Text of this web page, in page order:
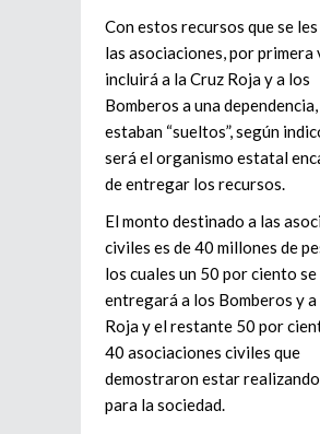
Con estos recursos que se
las asociaciones, por primera
incluirá a la Cruz Roja y a los
Bomberos a una
estaban “sueltos”, según
será el organismo estatal
de entregar los recursos.
El monto destinado a las
civiles es de 40 millones de
los cuales un 50 por ciento se
entregará a los Bomberos y a
Roja y el restante 50 por
40 asociaciones civiles que
demostraron estar
para la sociedad.